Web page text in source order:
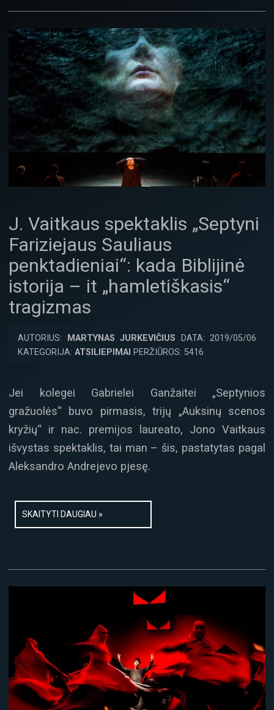
J. Vaitkaus spektaklis „Septyni
Fariziejaus Sauliaus
penktadieniai“: kada Biblijinė
istorija – it „hamletiškasis“
tragizmas
AUTORIUS: MARTYNAS JURKEVIČIUS DATA: 2019/05/06
KATEGORIJA: ATSILIEPIMAI PERŽIŪROS: 5416
Jei kolegei Gabrielei Ganžaitei „Septynios
gražuolės“ buvo pirmasis, trijų „Auksinų scenos
kryžių“ ir nac. premijos laureato, Jono Vaitkaus
išvystas spektaklis, tai man – šis, pastatytas pagal
Aleksandro Andrejevo pjesę.
SKAITYTI DAUGIAU »